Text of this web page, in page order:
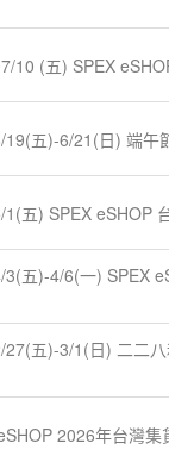
10 (五) SPEX
19(五)-6/21(日) 端午
五) SPEX eSHOP
五)-4/6(一) SPEX
五)-3/1(日) 二二
2026年台灣